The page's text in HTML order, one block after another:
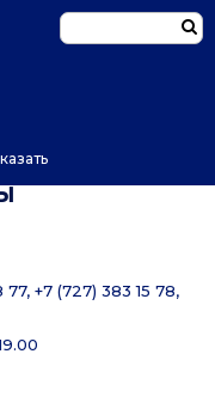
+7 (727) 383 15 78,